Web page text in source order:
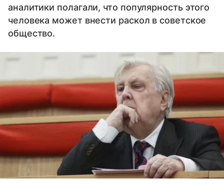
аналитики полагали, что популярность этого
человека может внести раскол в советское
общество.